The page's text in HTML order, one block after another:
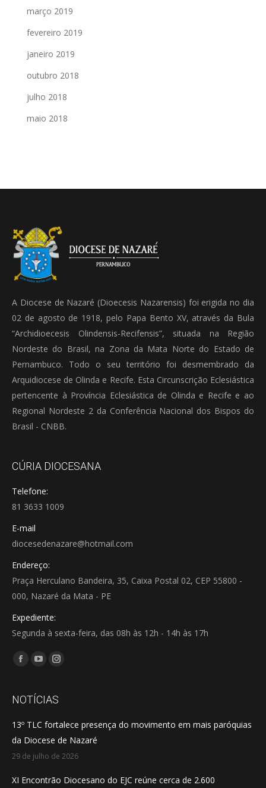
março 2019
fevereiro 2019
janeiro 2019
outubro 2018
julho 2018
maio 2018
A Diocese de Nazaré (Dioecesis Nazarensis) foi erigida no dia
02 de agosto de 1918, pelo Papa Bento XV, através da Bula
“Archidioecesis Olindensis-Recifensis”, situada na Região
Nordeste do Brasil, na Zona da Mata Norte do Estado de
Pernambuco. Todo o seu território foi desmembrado da
Arquidiocese de Olinda e Recife. Esta Circunscrição Eclesiástica
pertencente à Província Eclesiástica de Olinda e Recife e ao
Regional Nordeste 2 da Conferência Nacional dos Bispos do
Brasil - CNBB.
CÚRIA DIOCESANA
Telefone:
81 3633 1009
E-mail
diocesedenazare@hotmail.com
Endereço:
Praça Herculano Bandeira, 35, Caixa Postal 02, CEP 55800 -
000, Nazaré da Mata - PE
Expediente:
Segunda à sexta-feira, das 08h às 12h - 14h às 17h
Encontre-nos em:
Facebook
opens
new
window
YouTube
opens
new
window
Instagram
opens
new
window
NOTÍCIAS
13º TLC fortalece presença do movimento em mais paróquias
da Diocese de Nazaré
29 de julho de 2026
XI Encontrão Diocesano do EJC reúne cerca de 2.600